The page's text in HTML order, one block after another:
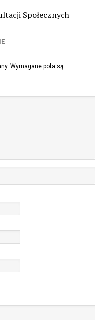
Społecznych
Wymagane pola są